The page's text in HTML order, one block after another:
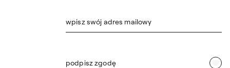
wpisz swój adres mailowy
podpisz zgodę